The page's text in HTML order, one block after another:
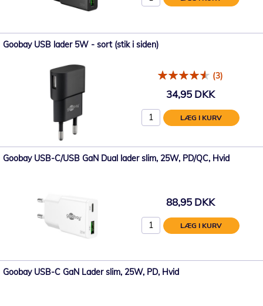
Goobay USB lader 5W - sort (stik i siden)
(3)
34,95 DKK
LÆG I KURV
Goobay USB-C/USB GaN Dual lader slim, 25W, PD/QC, Hvid
88,95 DKK
LÆG I KURV
Goobay USB-C GaN Lader slim, 25W, PD, Hvid